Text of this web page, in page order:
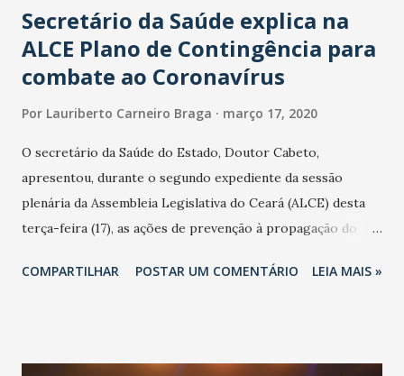
Secretário da Saúde explica na
ALCE Plano de Contingência para
combate ao Coronavírus
Por Lauriberto Carneiro Braga março 17, 2020
O secretário da Saúde do Estado, Doutor Cabeto,
apresentou, durante o segundo expediente da sessão
plenária da Assembleia Legislativa do Ceará (ALCE) desta
terça-feira (17), as ações de prevenção à propagação do
adotadas pelo Governo do Estado na contenção da
COMPARTILHAR POSTAR UM COMENTÁRIO LEIA MAIS »